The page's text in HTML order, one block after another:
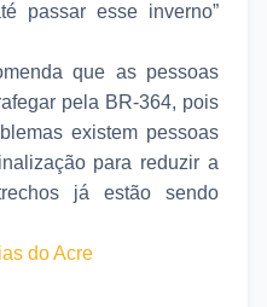
passar esse inverno”
que as pessoas
pela BR-364, pois
existem pessoas
para reduzir a
já estão sendo
do Acre